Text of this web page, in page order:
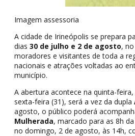
Imagem assessoria
A cidade de Irineópolis se prepara
dias 30 de julho e 2 de agosto,
moradores e visitantes de toda a
nacionais e atrações voltadas ao
município.
A abertura acontece na quinta-
sexta-feira (31), será a vez da dupla
agosto, o público poderá
Mulherada, marcado para as 8h
no domingo, 2 de agosto, às 14h,